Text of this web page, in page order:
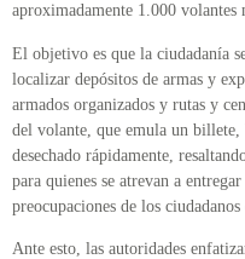
aproximadamente 1.000 volantes
El objetivo es que la ciudadanía
localizar depósitos de armas y
armados organizados y rutas y
del volante, que emula un billete,
desechado rápidamente,
para quienes se atrevan a
preocupaciones de los
Ante esto, las autoridades